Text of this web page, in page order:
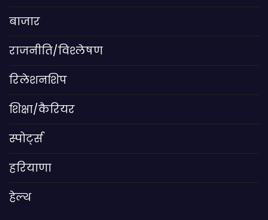
बाजार
राजनीति/विश्लेषण
रिलेशनशिप
शिक्षा/कैरियर
स्पोर्ट्स
हरियाणा
हेल्थ